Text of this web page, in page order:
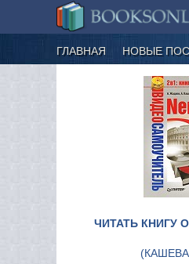
ГЛАВНАЯ НОВЫЕ
ЧИТАТЬ КНИГУ
(